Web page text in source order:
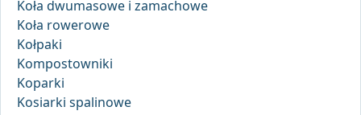
Koła dwumasowe i zamachowe
Koła rowerowe
Kołpaki
Kompostowniki
Koparki
Kosiarki spalinowe